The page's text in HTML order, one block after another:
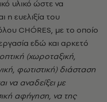
υλικό ώστε να
η ευελιξία του
CHÓRES, με το οποίο
εδώ και αρκετό
(χωροταξική,
φωτιστική) διάσταση
να αναδείξει με
αφήγηση, να της